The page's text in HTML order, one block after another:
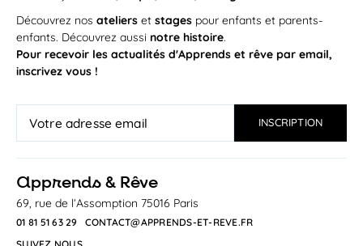
Découvrez nos ateliers et stages pour enfants et parents-
enfants. Découvrez aussi notre histoire.
Pour recevoir les actualités d'Apprends et rêve par email,
inscrivez vous !
apprends & Rêve
69, rue de l’Assomption 75016 Paris
01 81 51 63 29
CONTACT@APPRENDS-ET-REVE.FR